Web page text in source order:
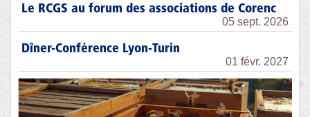
Le RCGS au forum des associations de Corenc
05 sept. 2026
Dîner-Conférence Lyon-Turin
01 févr. 2027